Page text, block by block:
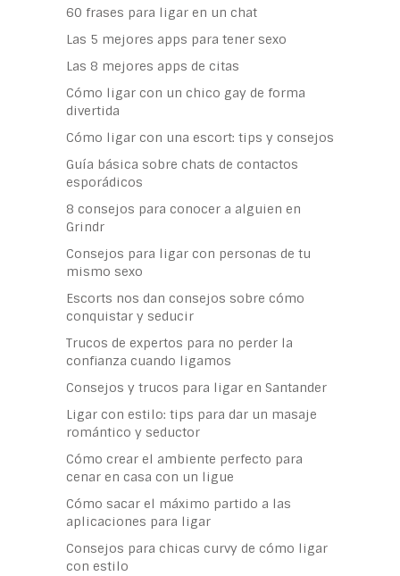
60 frases para ligar en un chat
Las 5 mejores apps para tener sexo
Las 8 mejores apps de citas
Cómo ligar con un chico gay de forma
divertida
Cómo ligar con una escort: tips y consejos
Guía básica sobre chats de contactos
esporádicos
8 consejos para conocer a alguien en
Grindr
Consejos para ligar con personas de tu
mismo sexo
Escorts nos dan consejos sobre cómo
conquistar y seducir
Trucos de expertos para no perder la
confianza cuando ligamos
Consejos y trucos para ligar en Santander
Ligar con estilo: tips para dar un masaje
romántico y seductor
Cómo crear el ambiente perfecto para
cenar en casa con un ligue
Cómo sacar el máximo partido a las
aplicaciones para ligar
Consejos para chicas curvy de cómo ligar
con estilo